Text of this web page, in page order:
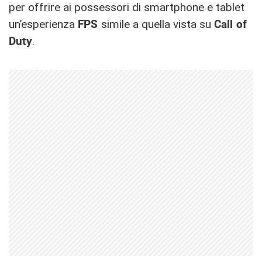
per offrire ai possessori di smartphone e tablet
un’esperienza FPS simile a quella vista su Call of
Duty.